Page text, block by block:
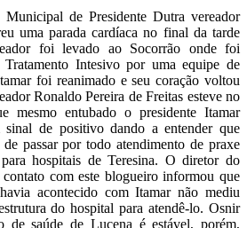
de Presidente Dutra vereador
uma parada cardíaca no final da tarde
foi levado ao Socorrão onde foi
Intesivo por uma equipe de
foi reanimado e seu coração voltou
Ronaldo Pereira de Freitas esteve no
mesmo entubado o presidente Itamar
de positivo dando a entender que
passar por todo atendimento de praxe
hospitais de Teresina. O diretor do
com este blogueiro informou que
acontecido com Itamar não mediu
do hospital para atendê-lo. Osnir
de saúde de Lucena é estável, porém,